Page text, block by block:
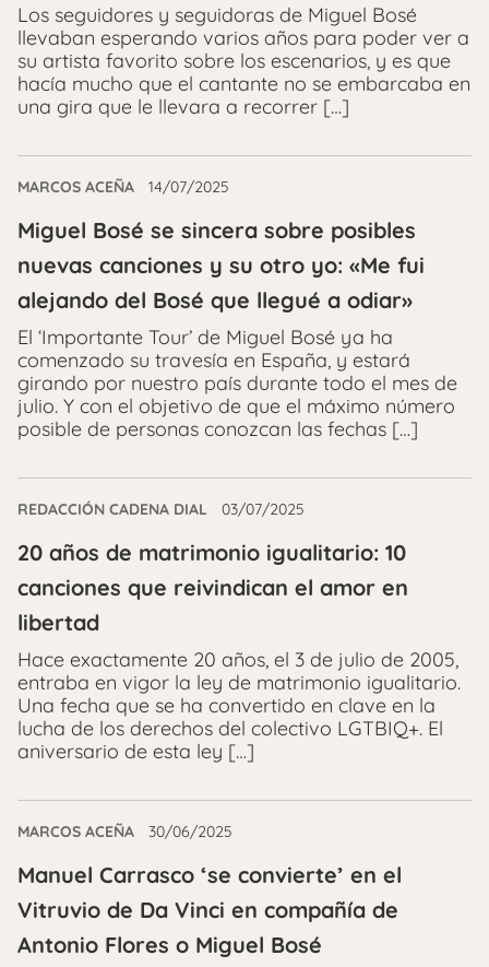
Los seguidores y seguidoras de Miguel Bosé
llevaban esperando varios años para poder ver a
su artista favorito sobre los escenarios, y es que
hacía mucho que el cantante no se embarcaba en
una gira que le llevara a recorrer […]
MARCOS ACEÑA 14/07/2025
Miguel Bosé se sincera sobre posibles
nuevas canciones y su otro yo: «Me fui
alejando del Bosé que llegué a odiar»
El ‘Importante Tour’ de Miguel Bosé ya ha
comenzado su travesía en España, y estará
girando por nuestro país durante todo el mes de
julio. Y con el objetivo de que el máximo número
posible de personas conozcan las fechas […]
REDACCIÓN CADENA DIAL 03/07/2025
20 años de matrimonio igualitario: 10
canciones que reivindican el amor en
libertad
Hace exactamente 20 años, el 3 de julio de 2005,
entraba en vigor la ley de matrimonio igualitario.
Una fecha que se ha convertido en clave en la
lucha de los derechos del colectivo LGTBIQ+. El
aniversario de esta ley […]
MARCOS ACEÑA 30/06/2025
Manuel Carrasco ‘se convierte’ en el
Vitruvio de Da Vinci en compañía de
Antonio Flores o Miguel Bosé